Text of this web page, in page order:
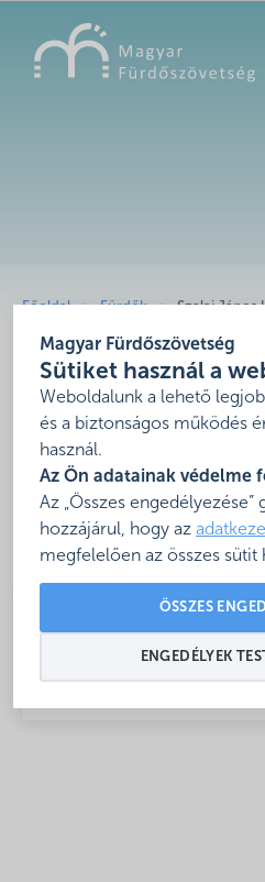
Magyar Fürdőszövetség
Sütiket használ a
Weboldalunk a lehető
és a biztonságos működés
használ.
Az Ön adatainak védelme
Az „Összes
hozzájárul, hogy az
megfelelően az összes sütit
ÖSSZES
ENGEDÉLYEK
Főoldal Fürdők Szalai János
Szalai János
,
Mutasd térképen